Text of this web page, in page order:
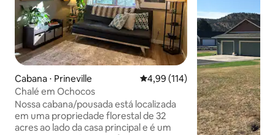
Cabana ⋅ Prineville 4,99 de uma avaliação média de
4,99 (114)
Chalé em Ochocos
Nossa cabana/pousada está localizada
em uma propriedade florestal de 32
acres ao lado da casa principal e é um